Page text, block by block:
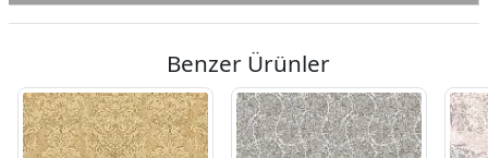
Benzer Ürünler